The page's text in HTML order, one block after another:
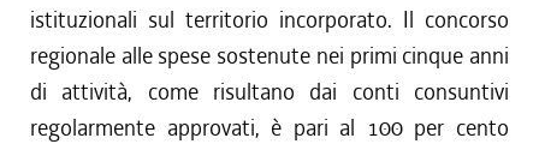
istituzionali sul territorio incorporato. Il concorso
regionale alle spese sostenute nei primi cinque anni
di attività, come risultano dai conti consuntivi
regolarmente approvati, è pari al 100 per cento